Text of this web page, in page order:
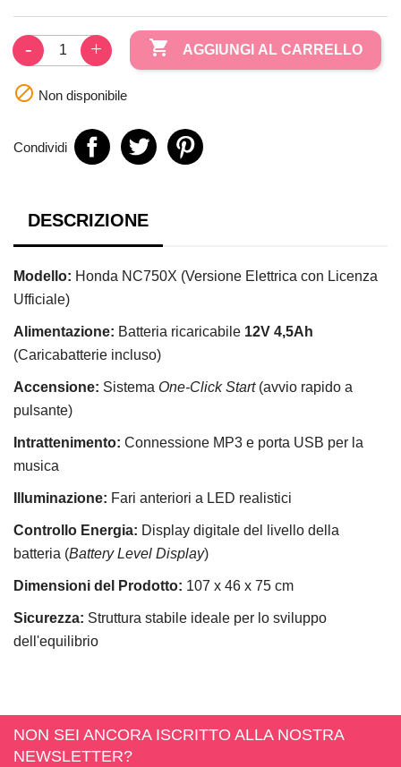
 AGGIUNGI AL CARRELLO
 Non disponibile
Condividi
DESCRIZIONE
Modello: Honda NC750X (Versione Elettrica con Licenza
Ufficiale)
Alimentazione: Batteria ricaricabile 12V 4,5Ah
(Caricabatterie incluso)
Accensione: Sistema One-Click Start(avvio rapido a
pulsante)
Intrattenimento: Connessione MP3 e porta USB per la
musica
Illuminazione: Fari anteriori a LED realistici
Controllo Energia: Display digitale del livello della
batteria (Battery Level Display)
Dimensioni del Prodotto: 107 x 46 x 75 cm
Sicurezza: Struttura stabile ideale per lo sviluppo
dell'equilibrio
NON SEI ANCORA ISCRITTO ALLA NOSTRA
NEWSLETTER?